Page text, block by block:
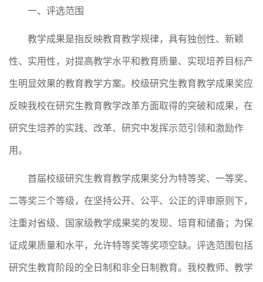
一、评选范围
教学成果是指反映教育教学规律，具有独创性、新颖
性、实用性，对提高教学水平和教育质量、实现培养目标产
生明显效果的教育教学方案。校级研究生教育教学成果奖应
反映我校在研究生教育教学改革方面取得的突破和成果，在
研究生培养的实践、改革、研究中发挥示范引领和激励作
用。
首届校级研究生教育教学成果奖分为特等奖、一等奖、
二等奖三个等级，在坚持公开、公平、公正的评审原则下，
注重对省级、国家级教学成果奖的发现、培育和储备；为保
证成果质量和水平，允许特等奖等奖项空缺。评选范围包括
研究生教育阶段的全日制和非全日制教育。我校教师、教学